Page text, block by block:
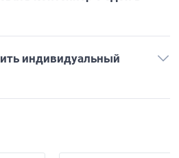
индивидуальный